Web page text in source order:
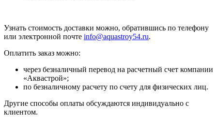
Узнать стоимость доставки можно, обратившись по телефону
или электронной почте info@aquastroy54.ru.
Оплатить заказ можно:
через безналичный перевод на расчетный счет компании
«Аквастрой»;
по безналичному расчету по счету для физических лиц.
Другие способы оплаты обсуждаются индивидуально с
клиентом.